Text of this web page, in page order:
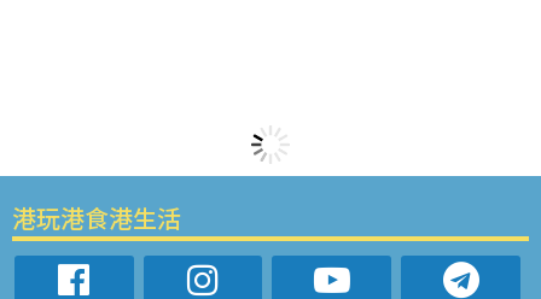
港玩港食港生活